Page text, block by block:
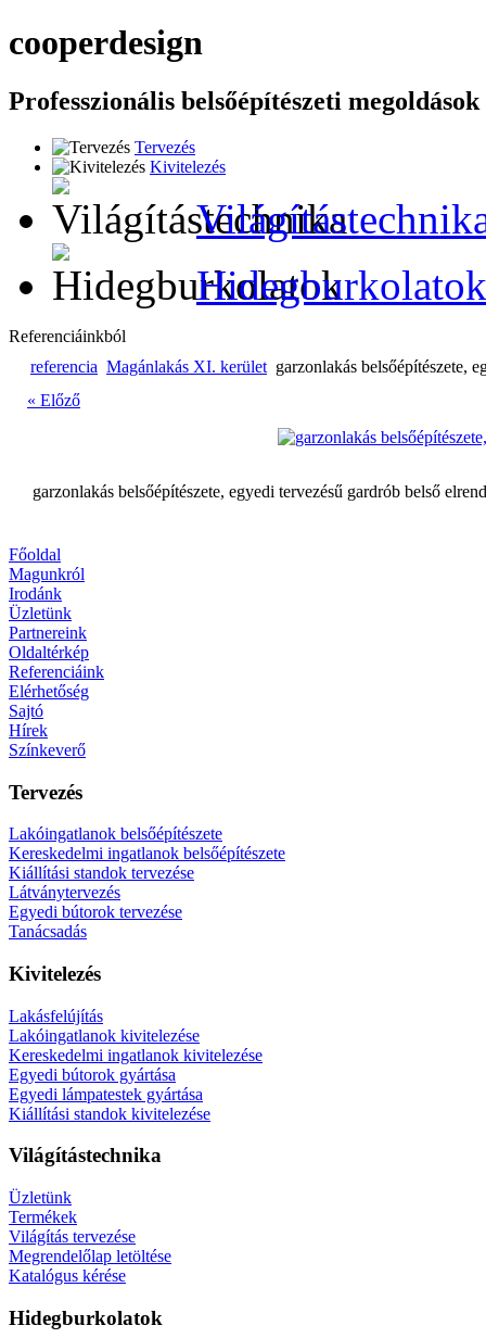
cooperdesign
Professzionális belsőépítészeti megoldások
Tervezés
Kivitelezés
Hidegburkolatok
Referenciáinkból
referencia Magánlakás XI. kerület garzonlakás belsőépítészete,
« Előző
garzonlakás belsőépítészete, egyedi tervezésű gardrób belső
Főoldal
Magunkról
Irodánk
Üzletünk
Partnereink
Oldaltérkép
Referenciáink
Elérhetőség
Sajtó
Hírek
Színkeverő
Tervezés
Lakóingatlanok belsőépítészete
Kereskedelmi ingatlanok belsőépítészete
Kiállítási standok tervezése
Látványtervezés
Egyedi bútorok tervezése
Tanácsadás
Kivitelezés
Lakásfelújítás
Lakóingatlanok kivitelezése
Kereskedelmi ingatlanok kivitelezése
Egyedi bútorok gyártása
Egyedi lámpatestek gyártása
Kiállítási standok kivitelezése
Világítástechnika
Üzletünk
Termékek
Világítás tervezése
Megrendelőlap letöltése
Katalógus kérése
Hidegburkolatok